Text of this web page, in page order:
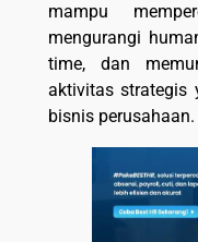
mampu
mengurangi
time, dan
aktivitas strategis
bisnis perusahaan.